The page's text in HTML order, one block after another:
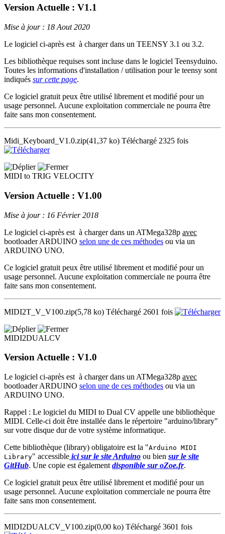
Version Actuelle : V1.1
Mise à jour : 18 Aout 2020
Le logiciel ci-après est à charger dans un TEENSY 3.1 ou 3.2.
Les bibliothèque requises sont incluse dans le logiciel Teensyduino.
Toutes les informations d'installation / utilisation pour le teensy sont
indiqués sur cette page.
Ce logiciel gratuit peux être utilisé librement et modifié pour un
usage personnel. Aucune exploitation commerciale ne pourra être
faite sans mon consentement.
Midi_Keyboard_V1.0.zip(41,37 ko) Téléchargé 2325 fois
MIDI to TRIG VELOCITY
Version Actuelle : V1.00
Mise à jour : 16 Février 2018
Le logiciel ci-après est à charger dans un ATMega328p avec
bootloader ARDUINO selon une de ces méthodes ou via un
ARDUINO UNO.
Ce logiciel gratuit peux être utilisé librement et modifié pour un
usage personnel. Aucune exploitation commerciale ne pourra être
faite sans mon consentement.
MIDI2T_V_V100.zip(5,78 ko) Téléchargé 2601 fois
MIDI2DUALCV
Version Actuelle : V1.0
Le logiciel ci-après est à charger dans un ATMega328p avec
bootloader ARDUINO selon une de ces méthodes ou via un
ARDUINO UNO.
Rappel : Le logiciel du MIDI to Dual CV appelle une bibliothèque
MIDI. Celle-ci doit être installée dans le répertoire "arduino/library"
sur votre disque dur de votre système informatique.
Cette bibliothèque (library) obligatoire est la "Arduino MIDI
Library" accessible ici sur le site Arduino ou bien sur le site
GitHub. Une copie est également disponible sur oZoe.fr.
Ce logiciel gratuit peux être utilisé librement et modifié pour un
usage personnel. Aucune exploitation commerciale ne pourra être
faite sans mon consentement.
MIDI2DUALCV_V100.zip(0,00 ko) Téléchargé 3601 fois